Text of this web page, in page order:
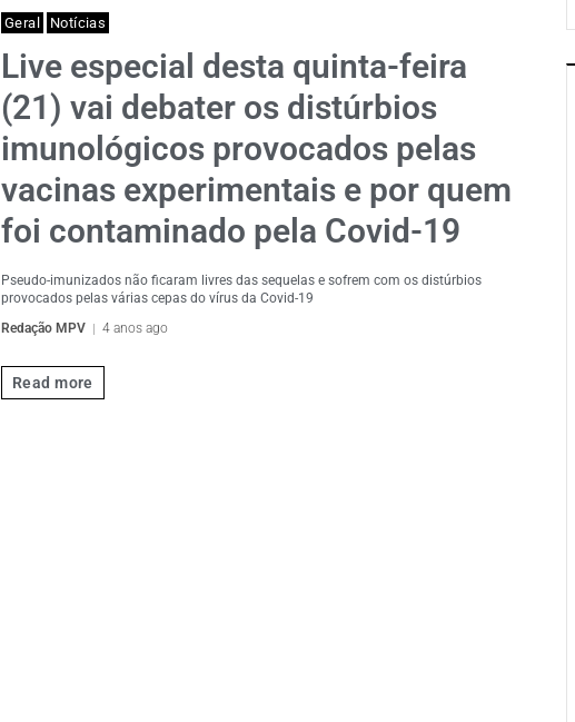
Geral Notícias
Live especial desta quinta-feira
(21) vai debater os distúrbios
imunológicos provocados pelas
vacinas experimentais e por quem
foi contaminado pela Covid-19
Pseudo-imunizados não ficaram livres das sequelas e sofrem com os distúrbios
provocados pelas várias cepas do vírus da Covid-19
Redação MPV
4 anos ago
Read more